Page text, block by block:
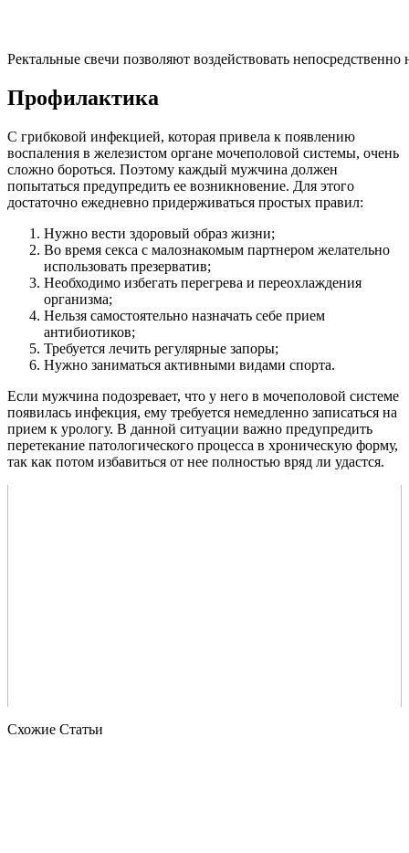
Ректальные свечи позволяют воздействовать непосредственно
Профилактика
С грибковой инфекцией, которая привела к появлению
воспаления в железистом органе мочеполовой системы, очень
сложно бороться. Поэтому каждый мужчина должен
попытаться предупредить ее возникновение. Для этого
достаточно ежедневно придерживаться простых правил:
Нужно вести здоровый образ жизни;
Во время секса с малознакомым партнером желательно
использовать презерватив;
Необходимо избегать перегрева и переохлаждения
организма;
Нельзя самостоятельно назначать себе прием
антибиотиков;
Требуется лечить регулярные запоры;
Нужно заниматься активными видами спорта.
Если мужчина подозревает, что у него в мочеполовой системе
появилась инфекция, ему требуется немедленно записаться на
прием к урологу. В данной ситуации важно предупредить
перетекание патологического процесса в хроническую форму,
так как потом избавиться от нее полностью вряд ли удастся.
Схожие Статьи